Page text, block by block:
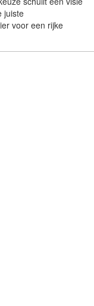
juiste
voor een rijke